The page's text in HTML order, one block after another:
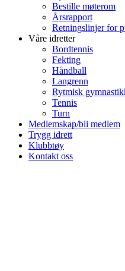
Bestille møterom
Årsrapport
Retningslinjer for
Våre idretter
Bordtennis
Fekting
Håndball
Langrenn
Rytmisk
Tennis
Turn
Medlemskap/bli medlem
Trygg idrett
Klubbtøy
Kontakt oss